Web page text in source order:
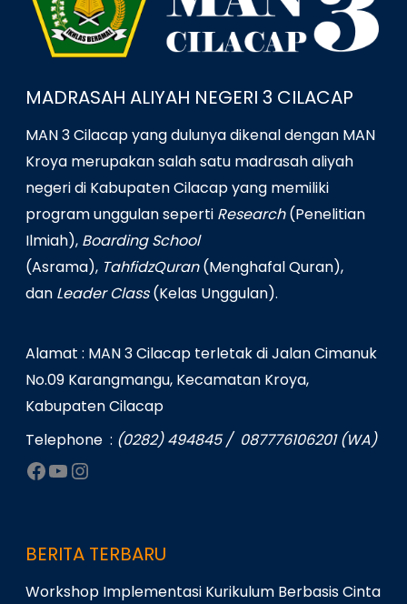
MADRASAH ALIYAH NEGERI 3 CILACAP
MAN 3 Cilacap yang dulunya dikenal dengan MAN
Kroya merupakan salah satu madrasah aliyah
negeri di Kabupaten Cilacap yang memiliki
program unggulan seperti Research(Penelitian
Ilmiah), Boarding School
(Asrama), TahfidzQuran(Menghafal Quran),
dan Leader Class(Kelas Unggulan).
Alamat : MAN 3 Cilacap terletak di Jalan Cimanuk
No.09 Karangmangu, Kecamatan Kroya,
Kabupaten Cilacap
Telephone : (0282) 494845 / 087776106201 (WA)
BERITA TERBARU
Workshop Implementasi Kurikulum Berbasis Cinta